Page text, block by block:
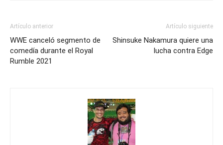
Artículo anterior
WWE canceló segmento de
comedía durante el Royal
Rumble 2021
Artículo siguiente
Shinsuke Nakamura quiere una
lucha contra Edge